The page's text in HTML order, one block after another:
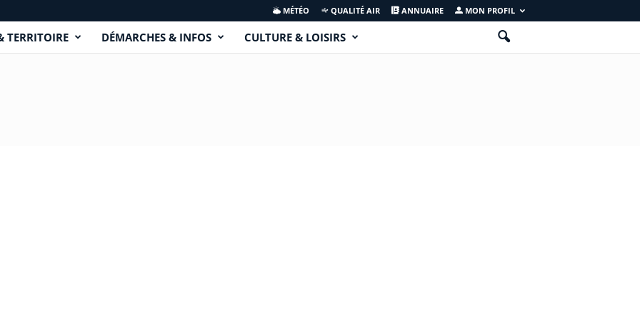
MÉTÉO QUALITÉ AIR ANNUAIRE MON PROFIL
TERRITOIRE DÉMARCHES & INFOS CULTURE & LOISIRS